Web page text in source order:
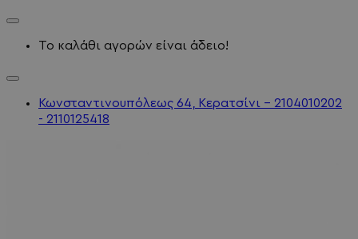
Το καλάθι αγορών είναι άδειο!
Κωνσταντινουπόλεως 64, Κερατσίνι - 2104010202
- 2110125418